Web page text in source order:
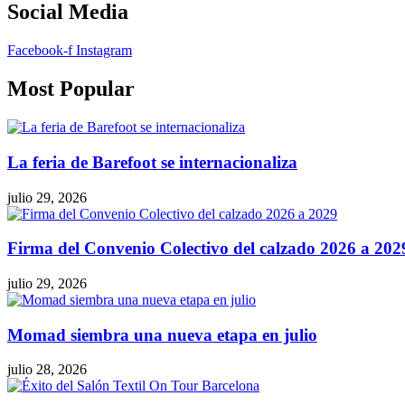
Social Media
Facebook-f Instagram
Most Popular
La feria de Barefoot se internacionaliza
julio 29, 2026
Firma del Convenio Colectivo del calzado 2026 a
julio 29, 2026
Momad siembra una nueva etapa en julio
julio 28, 2026